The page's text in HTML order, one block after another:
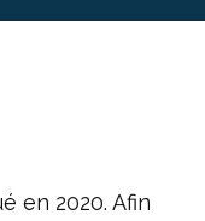
en 2020. Afin